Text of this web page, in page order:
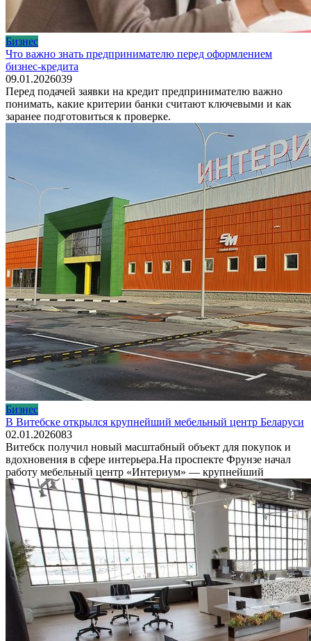
Бизнес
Что важно знать предпринимателю перед оформлением
бизнес-кредита
09.01.2026039
Перед подачей заявки на кредит предпринимателю важно
понимать, какие критерии банки считают ключевыми и как
заранее подготовиться к проверке.
Бизнес
В Витебске открылся крупнейший мебельный центр Беларуси
02.01.2026083
Витебск получил новый масштабный объект для покупок и
вдохновения в сфере интерьера.На проспекте Фрунзе начал
работу мебельный центр «Интериум» — крупнейший